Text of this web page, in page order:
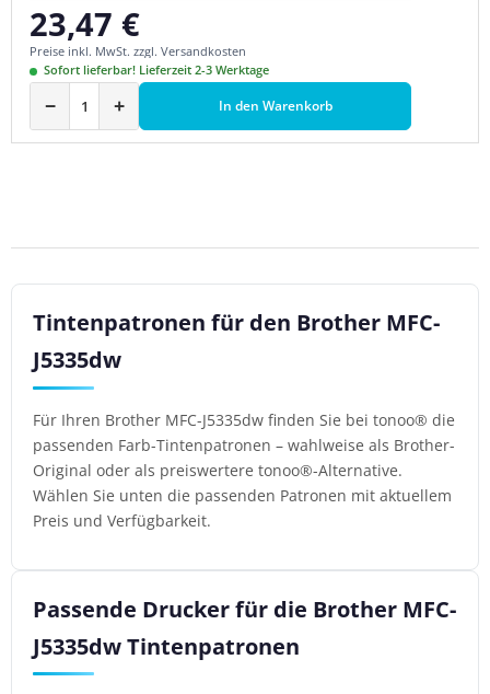
Regulärer Preis:
23,47 €
Preise inkl. MwSt. zzgl. Versandkosten
Sofort lieferbar! Lieferzeit 2-3 Werktage
− + In den Warenkorb
Tintenpatronen für den Brother MFC-
J5335dw
Für Ihren Brother MFC-J5335dw finden Sie bei tonoo® die
passenden Farb-Tintenpatronen – wahlweise als Brother-
Original oder als preiswertere tonoo®-Alternative.
Wählen Sie unten die passenden Patronen mit aktuellem
Preis und Verfügbarkeit.
Passende Drucker für die Brother MFC-
J5335dw Tintenpatronen